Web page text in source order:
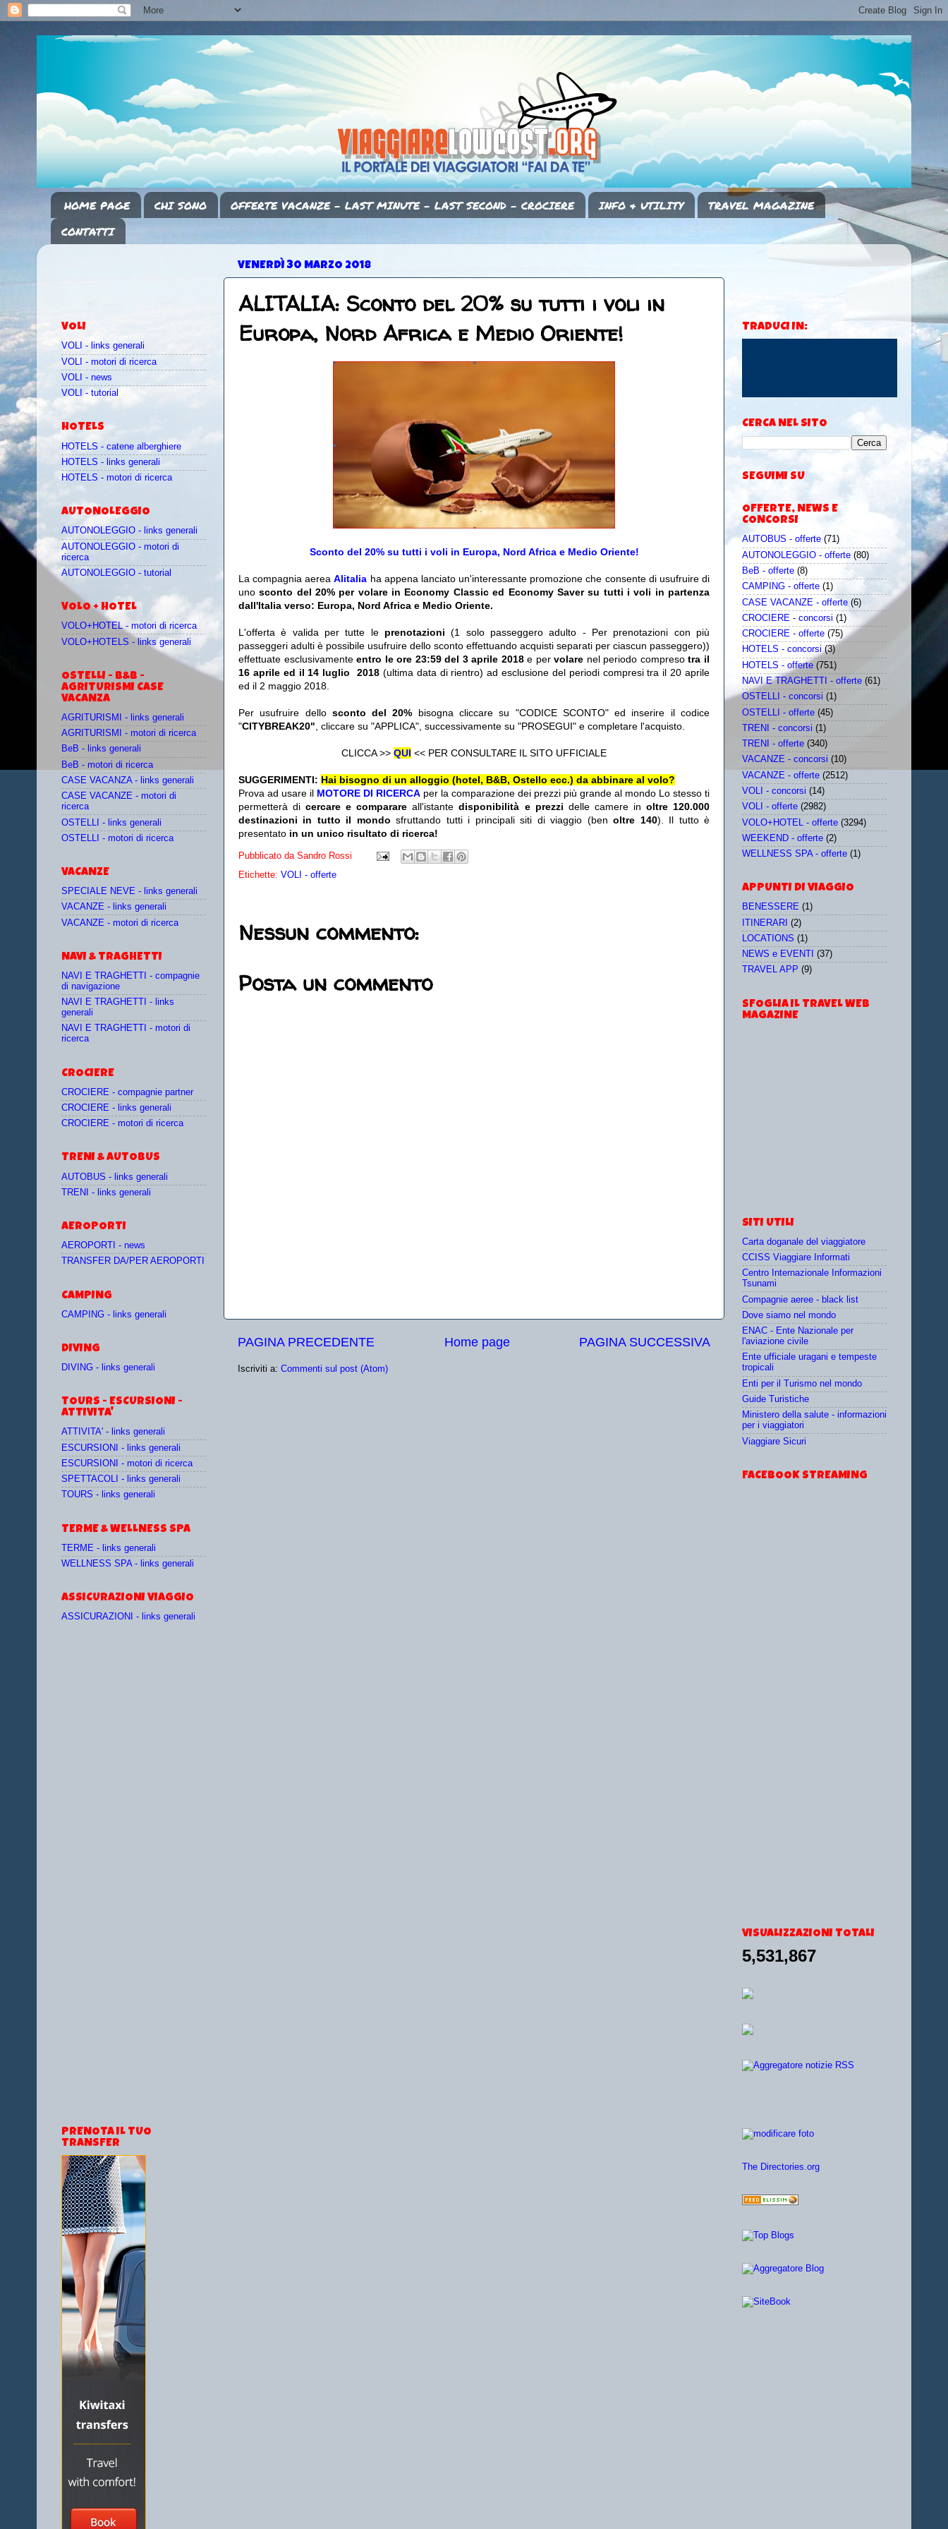
HOME PAGE CHI SONO OFFERTE VACANZE - LAST MINUTE - LAST SECOND - CROCIERE INFO & UTILITY
TRAVEL MAGAZINE
CONTATTI
VENERDÌ 30 MARZO 2018
ALITALIA: Sconto del 20% su tutti i voli in
Europa, Nord Africa e Medio Oriente!
Sconto del 20% su tutti i voli in Europa, Nord Africa e Medio Oriente!
La compagnia aereaAlitalia ha appena lanciato un'interessante promozione che consente di usufruire di
unosconto del 20% per volare in Economy Classic ed Economy Saver su tutti i voli in partenza
dall'Italia verso: Europa, Nord Africa e Medio Oriente.
L'offerta è valida per tutte le prenotazioni(1 solo passeggero adulto - Per prenotazioni con più
passeggeri adulti è possibile usufruire dello sconto effettuando acquisti separati per ciascun passeggero))
effettuate esclusivamenteentro le ore 23:59 del 3 aprile 2018e pervolare nel periodo compresotra il
16 aprile ed il 14 luglio 2018 (ultima data di rientro) ad esclusione del periodi compresi tra il 20 aprile
ed il 2 maggio 2018.
Per usufruire dello sconto del 20% bisogna cliccare su "CODICE SCONTO" ed inserire il codice
"CITYBREAK20" , cliccare su "APPLICA", successivamente su "PROSEGUI" e completare l'acquisto.
CLICCA >> QUI << PER CONSULTARE IL SITO UFFICIALE
SUGGERIMENTI: Hai bisogno di un alloggio (hotel, B&B, Ostello ecc.) da abbinare al volo?
Prova ad usare il MOTORE DI RICERCA per la comparazione dei prezzi più grande al mondo Lo stesso ti
permetterà dicercare e comparareall'istantedisponibilità e prezzi delle camere in oltre 120.000
destinazioni in tutto il mondo sfruttando tutti i principali siti di viaggio (benoltre 140). Il tutto è
presentato in un unico risultato di ricerca!
Pubblicato da Sandro Rossi
Etichette: VOLI - offerte
Nessun commento:
Posta un commento
PAGINA PRECEDENTE PAGINA SUCCESSIVA
Home page
Iscriviti a: Commenti sul post (Atom)
VOLI
VOLI - links generali
VOLI - motori di ricerca
VOLI - news
VOLI - tutorial
HOTELS
HOTELS - catene alberghiere
HOTELS - links generali
HOTELS - motori di ricerca
AUTONOLEGGIO
AUTONOLEGGIO - links generali
AUTONOLEGGIO - motori di
ricerca
AUTONOLEGGIO - tutorial
VOLO + HOTEL
VOLO+HOTEL - motori di ricerca
VOLO+HOTELS - links generali
OSTELLI - B&B -
AGRITURISMI CASE
VACANZA
AGRITURISMI - links generali
AGRITURISMI - motori di ricerca
BeB - links generali
BeB - motori di ricerca
CASE VACANZA - links generali
CASE VACANZE - motori di
ricerca
OSTELLI - links generali
OSTELLI - motori di ricerca
VACANZE
SPECIALE NEVE - links generali
VACANZE - links generali
VACANZE - motori di ricerca
NAVI & TRAGHETTI
NAVI E TRAGHETTI - compagnie
di navigazione
NAVI E TRAGHETTI - links
generali
NAVI E TRAGHETTI - motori di
ricerca
CROCIERE
CROCIERE - compagnie partner
CROCIERE - links generali
CROCIERE - motori di ricerca
TRENI & AUTOBUS
AUTOBUS - links generali
TRENI - links generali
AEROPORTI
AEROPORTI - news
TRANSFER DA/PER AEROPORTI
CAMPING
CAMPING - links generali
DIVING
DIVING - links generali
TOURS - ESCURSIONI -
ATTIVITA'
ATTIVITA' - links generali
ESCURSIONI - links generali
ESCURSIONI - motori di ricerca
SPETTACOLI - links generali
TOURS - links generali
TERME & WELLNESS SPA
TERME - links generali
WELLNESS SPA - links generali
ASSICURAZIONI VIAGGIO
ASSICURAZIONI - links generali
PRENOTA IL TUO
TRANSFER
TRADUCI IN:
CERCA NEL SITO
SEGUIMI SU
OFFERTE, NEWS E
CONCORSI
AUTOBUS - offerte (71)
AUTONOLEGGIO - offerte (80)
BeB - offerte (8)
CAMPING - offerte (1)
CASE VACANZE - offerte (6)
CROCIERE - concorsi (1)
CROCIERE - offerte (75)
HOTELS - concorsi (3)
HOTELS - offerte (751)
NAVI E TRAGHETTI - offerte (61)
OSTELLI - concorsi (1)
OSTELLI - offerte (45)
TRENI - concorsi (1)
TRENI - offerte (340)
VACANZE - concorsi (10)
VACANZE - offerte (2512)
VOLI - concorsi (14)
VOLI - offerte (2982)
VOLO+HOTEL - offerte (3294)
WEEKEND - offerte (2)
WELLNESS SPA - offerte (1)
APPUNTI DI VIAGGIO
BENESSERE (1)
ITINERARI (2)
LOCATIONS (1)
NEWS e EVENTI
(37)
TRAVEL APP (9)
SFOGLIA IL TRAVEL WEB
MAGAZINE
SITI UTILI
Carta doganale del viaggiatore
CCISS Viaggiare Informati
Centro Internazionale Informazioni
Tsunami
Compagnie aeree - black list
Dove siamo nel mondo
ENAC - Ente Nazionale per
l'aviazione civile
Ente ufficiale uragani e tempeste
tropicali
Enti per il Turismo nel mondo
Guide Turistiche
Ministero della salute - informazioni
per i viaggiatori
Viaggiare Sicuri
FACEBOOK STREAMING
VISUALIZZAZIONI TOTALI
5,531,867
The Directories.org